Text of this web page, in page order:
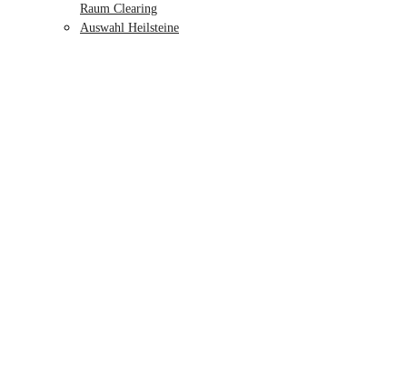
Raum Clearing
Auswahl Heilsteine